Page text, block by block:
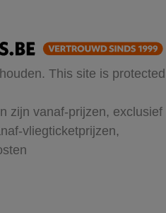
This site is protected
zijn vanaf-prijzen, exclusief
vliegticketprijzen,